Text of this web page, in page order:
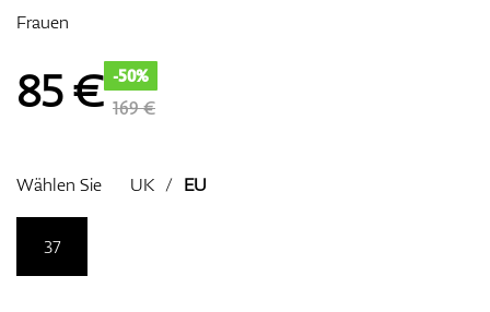
Entfernungsmesser & GPS
Frauen
85€ -50%
169 €
Wählen Sie UK / EU
37